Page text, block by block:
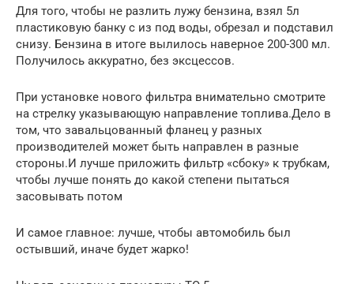
Для того, чтобы не разлить лужу бензина, взял 5л
пластиковую банку с из под воды, обрезал и подставил
снизу. Бензина в итоге вылилось наверное 200-300 мл.
Получилось аккуратно, без эксцессов.
При установке нового фильтра внимательно смотрите
на стрелку указывающую направление топлива.Дело в
том, что завальцованный фланец у разных
производителей может быть направлен в разные
стороны.И лучше приложить фильтр «сбоку» к трубкам,
чтобы лучше понять до какой степени пытаться
засовывать потом
И самое главное: лучше, чтобы автомобиль был
остывший, иначе будет жарко!